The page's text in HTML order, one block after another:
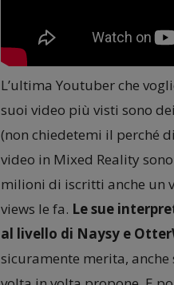
L’ultima Youtuber che
suoi video più visti sono
(non chiedetemi il perché
video in Mixed Reality
milioni di iscritti anche un
views le fa. Le sue
al livello di Naysy e
sicuramente merita, anche